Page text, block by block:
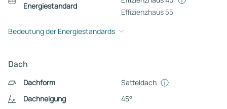
Energiestandard
Effizienzhaus 55
Bedeutung der Energiestandards
Dach
Dachform
Satteldach
Dachneigung
45°